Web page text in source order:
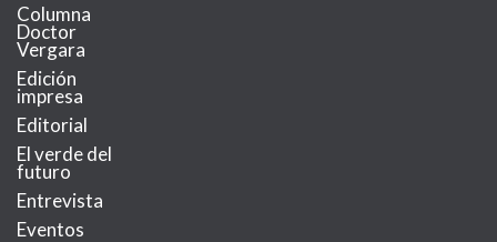
Columna
Doctor
Vergara
Edición
impresa
Editorial
El verde del
futuro
Entrevista
Eventos